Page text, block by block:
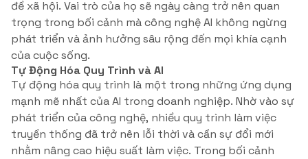
đề xã hội. Vai trò của họ sẽ ngày càng trở nên quan
trọng trong bối cảnh mà công nghệ AI không ngừng
phát triển và ảnh hưởng sâu rộng đến mọi khía cạnh
của cuộc sống.
Tự Động Hóa Quy Trình và AI
Tự động hóa quy trình là một trong những ứng dụng
mạnh mẽ nhất của AI trong doanh nghiệp. Nhờ vào sự
phát triển của công nghệ, nhiều quy trình làm việc
truyền thống đã trở nên lỗi thời và cần sự đổi mới
nhằm nâng cao hiệu suất làm việc. Trong bối cảnh